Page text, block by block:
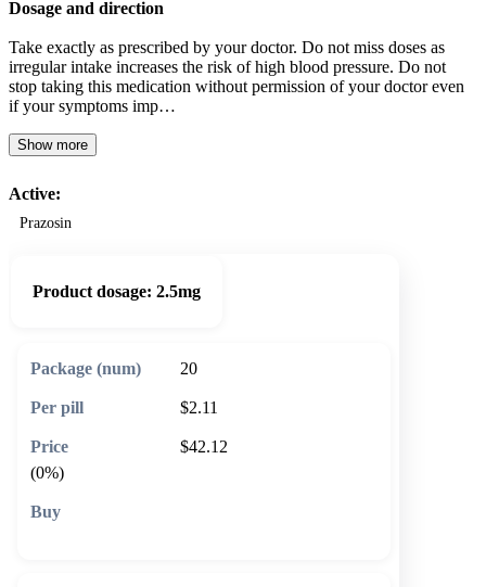
Dosage and direction
Take exactly as prescribed by your doctor. Do not miss doses as
irregular intake increases the risk of high blood pressure. Do not
stop taking this medication without permission of your doctor even
if your symptoms imp…
Show more
Active:
Prazosin
Product dosage: 2.5mg
20
$2.11
$42.12
(0%)